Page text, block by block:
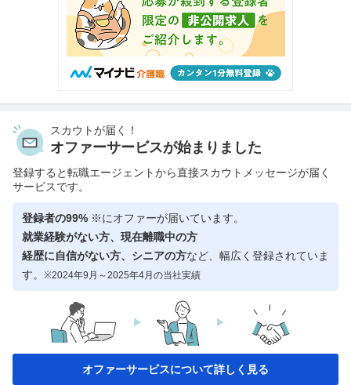
スカウトが届く！
オファーサービスが始まりました
登録すると転職エージェントから直接スカウトメッセージが届く
サービスです。
登録者の99% ※にオファーが届いています。
就業経験がない方、現在離職中の方
経歴に自信がない方、シニアの方など、幅広く登録されていま
す。 ※2024年9月～2025年4月の当社実績
オファーサービスについて詳しく見る